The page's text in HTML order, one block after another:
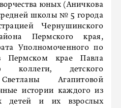
юных (Аничкова
школы № 5 города
Чернушинского
Пермского края,
Уполномоченного по
Пермском крае Павла
детского
Агапитовой
истории каждого из
детей и их взрослых